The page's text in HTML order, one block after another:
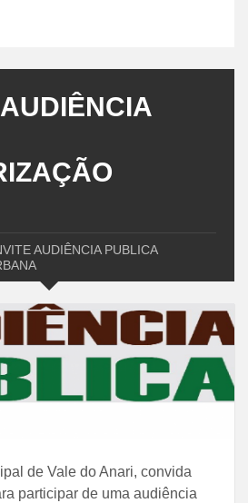
AUDIÊNCIA PUBLICA
de Vale do Anari, convida
participar de uma audiência